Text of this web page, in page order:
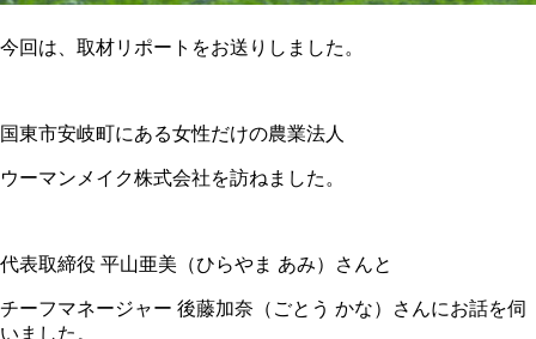
今回は、取材リポートをお送りしました。
国東市安岐町にある女性だけの農業法人
ウーマンメイク株式会社を訪ねました。
代表取締役 平山亜美（ひらやま あみ）さんと
チーフマネージャー 後藤加奈（ごとう かな）さんにお話を伺
いました。